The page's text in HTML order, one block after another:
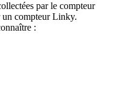
par le compteur
un compteur Linky.
: